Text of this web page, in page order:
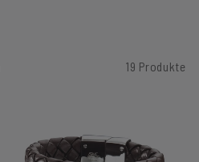
19 Produkte